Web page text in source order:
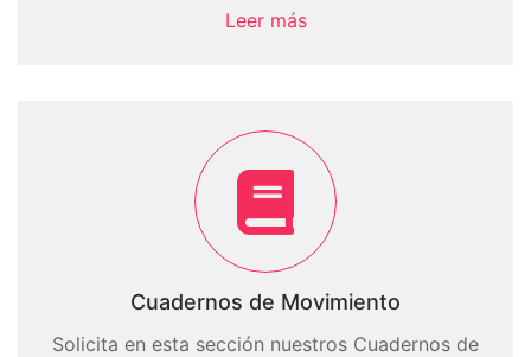
Leer más
Cuadernos de Movimiento
Solicita en esta sección nuestros Cuadernos de